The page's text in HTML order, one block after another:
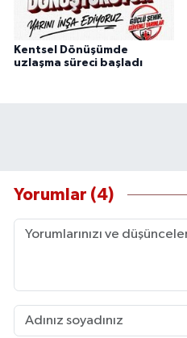
Kentsel Dönüşümde
uzlaşma süreci başladı
Yorumlar (4)